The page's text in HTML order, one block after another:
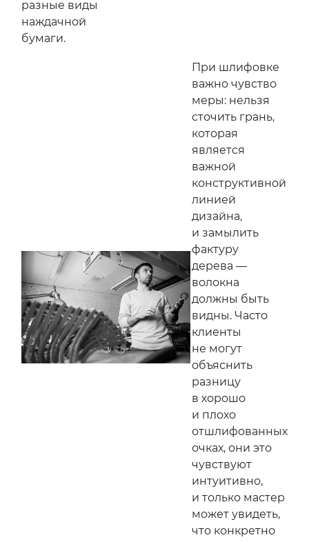
разные виды
наждачной
бумаги.
При шлифовке
важно чувство
меры: нельзя
сточить грань,
которая
является
важной
конструктивной
линией
дизайна,
и замылить
фактуру
дерева —
волокна
должны быть
видны. Часто
клиенты
не могут
объяснить
разницу
в хорошо
и плохо
отшлифованных
очках, они это
чувствуют
интуитивно,
и только мастер
может увидеть,
что конкретно